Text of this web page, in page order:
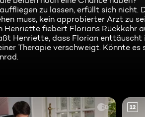
zu lassen, erfüllt sich nicht.
muss, kein approbierter Arzt zu
Henriette fiebert Florians Rückkehr
Henriette, dass Florian enttäuscht
Therapie verschweigt. Könnte es
12